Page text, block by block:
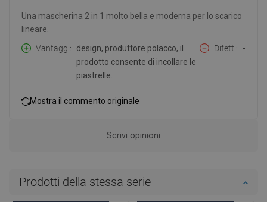
Una mascherina 2 in 1 molto bella e moderna per lo scarico
lineare.
Vantaggi
design, produttore polacco, il
prodotto consente di incollare le
piastrelle.
Difetti -
Mostra il commento originale
Scrivi opinioni
Prodotti della stessa serie